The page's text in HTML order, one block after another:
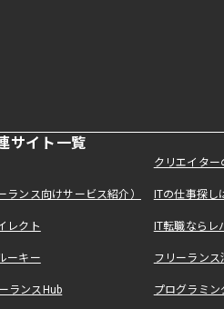
サイト一覧
クリエイタ
ランス向けサービス紹介） ITの仕事探
レクト IT転職なら
ーキー フリーラン
ランスHub プログラミ